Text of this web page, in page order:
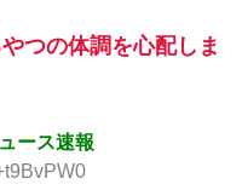
つの体調を心配しま
ース速報